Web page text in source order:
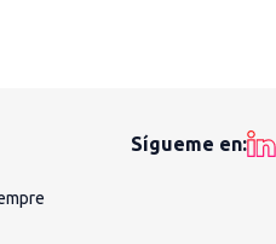
Sígueme en: